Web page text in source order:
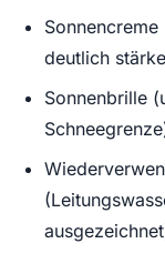
deutlich
Sonnenbrille